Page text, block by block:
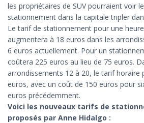
les propriétaires de SUV pourraient voir
stationnement dans la capitale tripler
Le tarif de stationnement pour une
augmentera à 18 euros dans les
6 euros actuellement. Pour un
coûtera 225 euros au lieu de 75 euros.
arrondissements 12 à 20, le tarif horaire
euros, avec un coût de 150 euros pour
euros précédemment.
Voici les nouveaux tarifs de
proposés par Anne Hidalgo :